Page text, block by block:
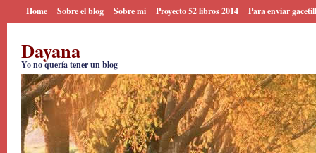
Home Sobre el blog Sobre mi Proyecto 52 libros 2014 Para enviar
Dayana
Yo no quería tener un blog